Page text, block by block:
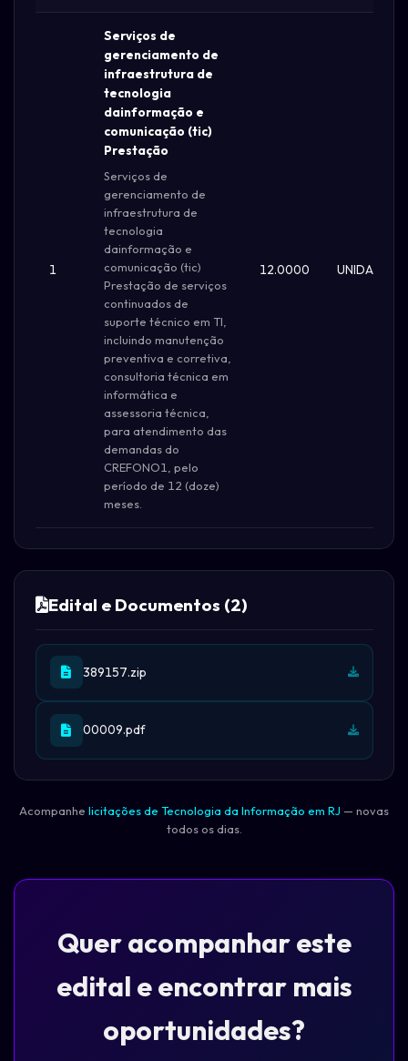
1
Serviços de
gerenciamento de
infraestrutura de
tecnologia
dainformação e
comunicação (tic)
Prestação
Serviços de
gerenciamento de
infraestrutura de
tecnologia
dainformação e
comunicação (tic)
Prestação de serviços
continuados de
suporte técnico em TI,
incluindo manutenção
preventiva e corretiva,
consultoria técnica em
informática e
assessoria técnica,
para atendimento das
demandas do
CREFONO1, pelo
período de 12 (doze)
meses.
12.0000 UNIDADE
Edital e Documentos (2)
389157.zip
00009.pdf
Acompanhe licitações de Tecnologia da Informação em RJ — novas
todos os dias.
Quer acompanhar este
edital e encontrar mais
oportunidades?